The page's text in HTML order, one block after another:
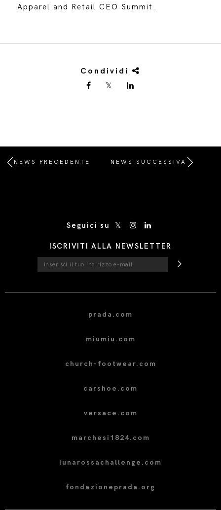
Apparel and Retail CEO Summit.
Condividi
NEWS PRECEDENTE NEWS SUCCESSIVA
Seguici su
ISCRIVITI ALLA NEWSLETTER
prada.com
miumiu.com
church-footwear.com
carshoe.com
versace.com
marchesi1824.com
lunarossachallenge.com
fondazioneprada.org